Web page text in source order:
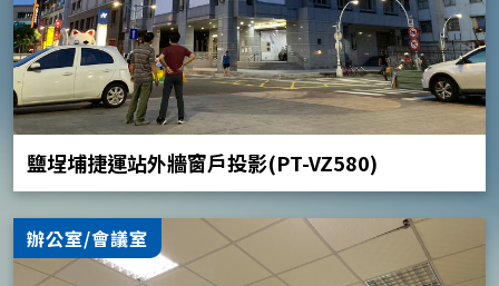
鹽埕埔捷運站外牆窗戶投影(PT-VZ580)
辦公室/會議室